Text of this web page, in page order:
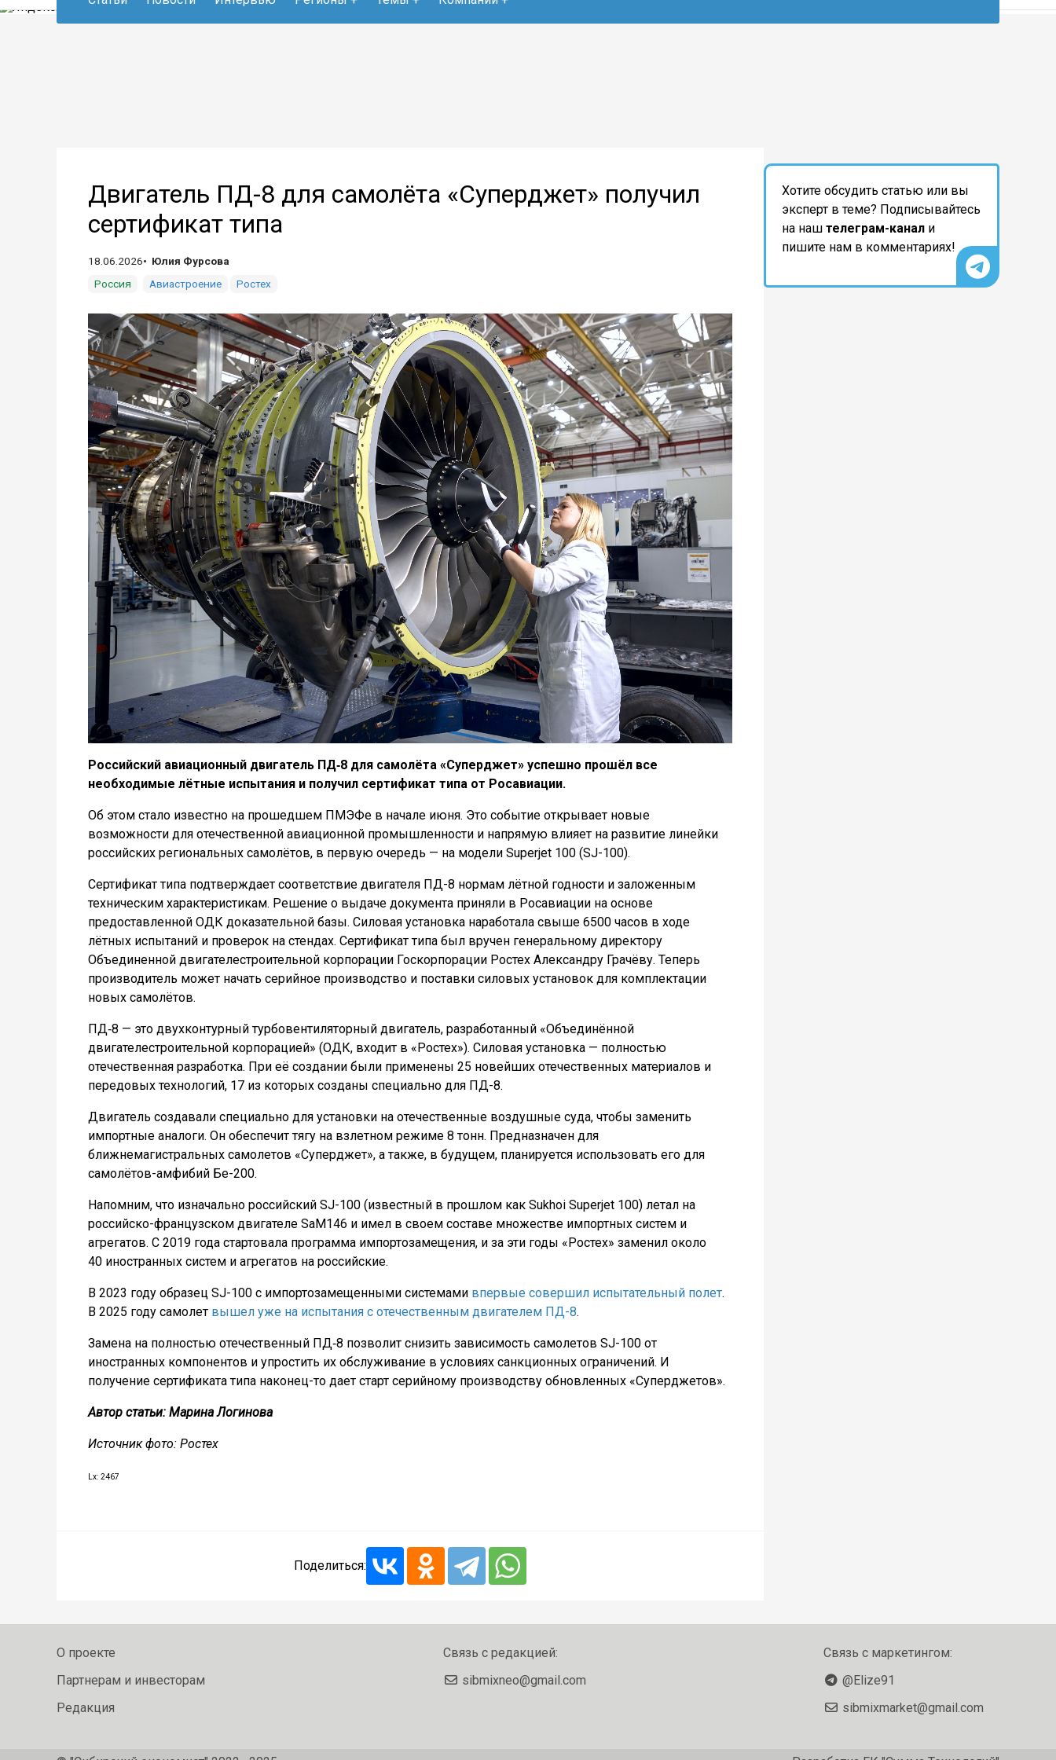
Двигатель ПД-8 для самолёта «Суперджет» получил
сертификат типа
18.06.2026
Юлия Фурсова
Россия
Авиастроение Ростех
Российский авиационный двигатель ПД‑8 для самолёта «Суперджет» успешно прошёл все
необходимые лётные испытания и получил сертификат типа от Росавиации.
Об этом стало известно на прошедшем ПМЭФе в начале июня. Это событие открывает новые
возможности для отечественной авиационной промышленности и напрямую влияет на развитие линейки
российских региональных самолётов, в первую очередь — на модели Superjet 100 (SJ-100).
Сертификат типа подтверждает соответствие двигателя ПД-8 нормам лётной годности и заложенным
техническим характеристикам. Решение о выдаче документа приняли в Росавиации на основе
предоставленной ОДК доказательной базы. Силовая установка наработала свыше 6500 часов в ходе
лётных испытаний и проверок на стендах. Сертификат типа был вручен генеральному директору
Объединенной двигателестроительной корпорации Госкорпорации Ростех Александру Грачёву. Теперь
производитель может начать серийное производство и поставки силовых установок для комплектации
новых самолётов.
ПД‑8 — это двухконтурный турбовентиляторный двигатель, разработанный «Объединённой
двигателестроительной корпорацией» (ОДК, входит в «Ростех»). Силовая установка — полностью
отечественная разработка. При её создании были применены 25 новейших отечественных материалов и
передовых технологий, 17 из которых созданы специально для ПД-8.
Двигатель создавали специально для установки на отечественные воздушные суда, чтобы заменить
импортные аналоги. Он обеспечит тягу на взлетном режиме 8 тонн. Предназначен для
ближнемагистральных самолетов «Суперджет», а также, в будущем, планируется использовать его для
самолётов-амфибий Бе-200.
Напомним, что изначально российский SJ-100 (известный в прошлом как Sukhoi Superjet 100) летал на
российско-французском двигателе SaM146 и имел в своем составе множестве импортных систем и
агрегатов. С 2019 года стартовала программа импортозамещения, и за эти годы «Ростех» заменил около
40 иностранных систем и агрегатов на российские.
В 2023 году образец SJ-100 с импортозамещенными системами впервые совершил испытательный полет.
В 2025 году самолет вышел уже на испытания с отечественным двигателем ПД-8.
Замена на полностью отечественный ПД‑8 позволит снизить зависимость самолетов SJ-100 от
иностранных компонентов и упростить их обслуживание в условиях санкционных ограничений. И
получение сертификата типа наконец-то дает старт серийному производству обновленных «Суперджетов».
Автор статьи: Марина Логинова
Источник фото: Ростех
Lx: 2467
Поделиться:
Хотите обсудить статью или вы
эксперт в теме? Подписывайтесь
на наш телеграм-канал и
пишите нам в комментариях!
О проекте
Партнерам и инвесторам
Редакция
Связь с редакцией:
sibmixneo@gmail.com
Связь с маркетингом:
@Elize91
sibmixmarket@gmail.com